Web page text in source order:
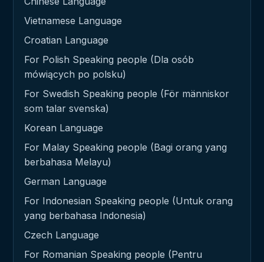
Vietnamese Language
Croatian Language
For Polish Speaking people (Dla osób
mówiących po polsku)
For Swedish Speaking people (För människor
som talar svenska)
Korean Language
For Malay Speaking people (Bagi orang yang
berbahasa Melayu)
German Language
For Indonesian Speaking people (Untuk orang
yang berbahasa Indonesia)
Czech Language
For Romanian Speaking people (Pentru